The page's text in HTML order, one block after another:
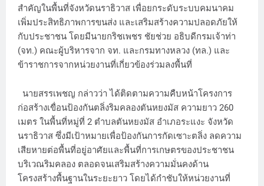
สำคัญในพื้นที่จังหวัดนราธิวาส เพื่อยกระดับระบบคมนาคม
เพิ่มประสิทธิภาพการขนส่ง และเสริมสร้างความปลอดภัยให้
กับประชาชน โดยมีนายกริชเพชร ชัยช่วย อธิบดีกรมเจ้าท่า
(จท.) คณะผู้บริหารจาก จท. และกรมทางหลวง (ทล.) และ
ข้าราชการจากหน่วยงานที่เกี่ยวข้องร่วมลงพื้นที่
นายสรรเพชญ กล่าวว่า ได้ติดตามความคืบหน้าโครงการ
ก่อสร้างเขื่อนป้องกันตลิ่งริมคลองตันหยงมัส ความยาว 260
เมตร ในพื้นที่หมู่ที่ 2 ตำบลตันหยงมัส อำเภอระแงะ จังหวัด
นราธิวาส ซึ่งมีเป้าหมายเพื่อป้องกันการกัดเซาะตลิ่ง ลดความ
เสียหายต่อพื้นที่อยู่อาศัยและพื้นที่การเกษตรของประชาชน
บริเวณริมคลอง ตลอดจนเสริมสร้างความมั่นคงด้าน
โครงสร้างพื้นฐานในระยะยาว โดยได้กำชับให้หน่วยงานที่